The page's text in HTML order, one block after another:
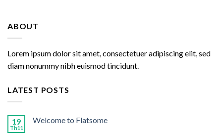
ABOUT
Lorem ipsum dolor sit amet, consectetuer adipiscing elit, sed
diam nonummy nibh euismod tincidunt.
LATEST POSTS
19
Th11
Welcome to Flatsome